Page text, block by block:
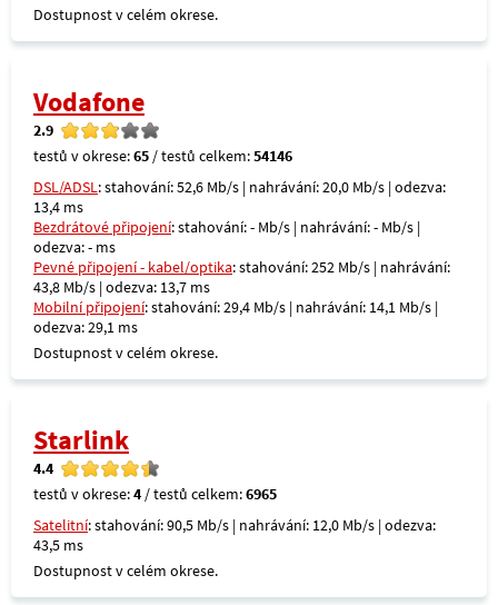
Dostupnost v celém okrese.
Vodafone
2.9
testů v okrese:65 / testů celkem:54146
DSL/ADSL: stahování: 52,6 Mb/s | nahrávání: 20,0 Mb/s | odezva:
13,4 ms
Bezdrátové připojení: stahování: - Mb/s | nahrávání: - Mb/s |
odezva: - ms
Pevné připojení - kabel/optika: stahování: 252 Mb/s | nahrávání:
43,8 Mb/s | odezva: 13,7 ms
Mobilní připojení: stahování: 29,4 Mb/s | nahrávání: 14,1 Mb/s |
odezva: 29,1 ms
Dostupnost v celém okrese.
Starlink
4.4
testů v okrese:4 / testů celkem:6965
Satelitní: stahování: 90,5 Mb/s | nahrávání: 12,0 Mb/s | odezva:
43,5 ms
Dostupnost v celém okrese.